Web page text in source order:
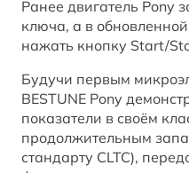
Ранее двигатель Pony
ключа, а в
нажать кнопку Start/
Будучи первым
BESTUNE Pony
показатели в своём
продолжительным
стандарту CLTC),